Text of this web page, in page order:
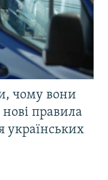
чому вони
правила
українських